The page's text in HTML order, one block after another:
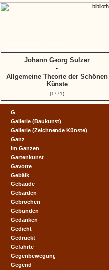
G
Gallerie (Baukunst)
Gallerie (Zeichnende Künste)
Ganz
Im Ganzen
Gartenkunst
Gavotte
Gebälk
Gebäude
Gebärden
Gebrochen
Gebunden
Gedanken
Gedicht
Gedrückt
Gefährte
Gegenbewegung
Gegend
Johann Georg Sulzer
-
Allgemeine Theorie der Schönen
Künste
(1771)